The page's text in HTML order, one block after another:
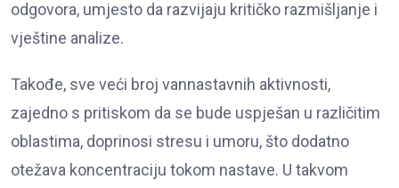
odgovora, umjesto da razvijaju kritičko razmišljanje i
vještine analize.
Takođe, sve veći broj vannastavnih aktivnosti,
zajedno s pritiskom da se bude uspješan u različitim
oblastima, doprinosi stresu i umoru, što dodatno
otežava koncentraciju tokom nastave. U takvom